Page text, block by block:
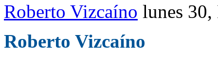
Roberto Vizcaíno lunes 30,
Roberto Vizcaíno